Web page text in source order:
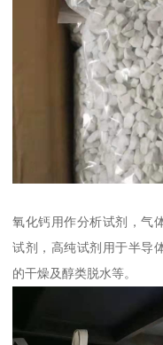
氧化钙用作分析试剂，气
试剂，高纯试剂用于半导
的干燥及醇类脱水等。